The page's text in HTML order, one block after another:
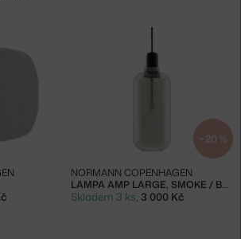
−20 %
LAMPA AMP LARGE, SMOKE / BLACK
NORMANN COPENHAGEN
Skladem 3 ks 3 000 Kč